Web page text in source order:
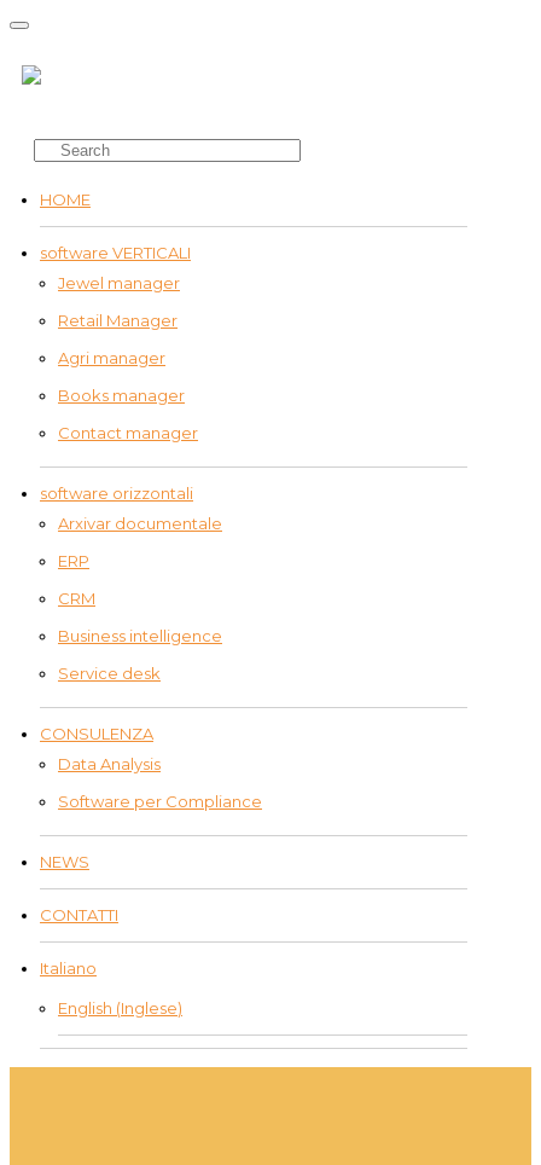
HOME
software VERTICALI
Jewel manager
Retail Manager
Agri manager
Books manager
Contact manager
software orizzontali
Arxivar documentale
ERP
CRM
Business intelligence
Service desk
CONSULENZA
Data Analysis
Software per Compliance
NEWS
CONTATTI
Italiano
English (Inglese)